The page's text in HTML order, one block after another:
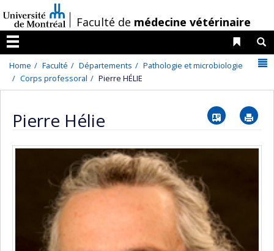
au
contenu
/Faculté de médecine vétérinaire
Menu
Liens
Home Faculté Départements
Pathologie et microbiologie
Corps professoral
Pierre HÉLIE
Pierre Hélie Vcard